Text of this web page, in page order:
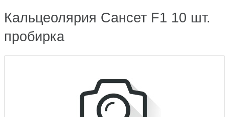
Кальцеолярия Сансет F1 10 шт.
пробирка